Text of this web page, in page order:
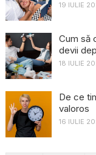
19 IULIE
Cum să
devii
18 IULIE
De ce
valoros
16 IULIE